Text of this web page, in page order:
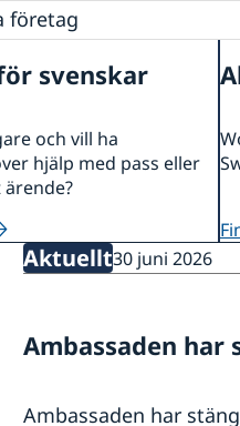
forskning (OSI)
företag
svenskar
och vill ha
hjälp med pass eller
Aktuellt30 juni 2026
Ambassaden har
Ambassaden har